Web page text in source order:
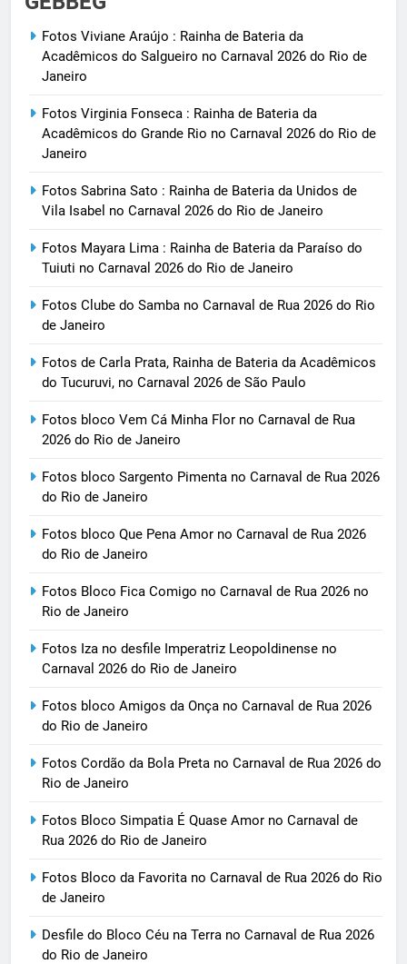
Fotos Viviane Araújo : Rainha de Bateria da
Acadêmicos do Salgueiro no Carnaval 2026 do Rio de
Janeiro
Fotos Virginia Fonseca : Rainha de Bateria da
Acadêmicos do Grande Rio no Carnaval 2026 do Rio de
Janeiro
Fotos Sabrina Sato : Rainha de Bateria da Unidos de
Vila Isabel no Carnaval 2026 do Rio de Janeiro
Fotos Mayara Lima : Rainha de Bateria da Paraíso do
Tuiuti no Carnaval 2026 do Rio de Janeiro
Fotos Clube do Samba no Carnaval de Rua 2026 do Rio
de Janeiro
Fotos de Carla Prata, Rainha de Bateria da Acadêmicos
do Tucuruvi, no Carnaval 2026 de São Paulo
Fotos bloco Vem Cá Minha Flor no Carnaval de Rua
2026 do Rio de Janeiro
Fotos bloco Sargento Pimenta no Carnaval de Rua 2026
do Rio de Janeiro
Fotos bloco Que Pena Amor no Carnaval de Rua 2026
do Rio de Janeiro
Fotos Bloco Fica Comigo no Carnaval de Rua 2026 no
Rio de Janeiro
Fotos Iza no desfile Imperatriz Leopoldinense no
Carnaval 2026 do Rio de Janeiro
Fotos bloco Amigos da Onça no Carnaval de Rua 2026
do Rio de Janeiro
Fotos Cordão da Bola Preta no Carnaval de Rua 2026 do
Rio de Janeiro
Fotos Bloco Simpatia É Quase Amor no Carnaval de
Rua 2026 do Rio de Janeiro
Fotos Bloco da Favorita no Carnaval de Rua 2026 do Rio
de Janeiro
Desfile do Bloco Céu na Terra no Carnaval de Rua 2026
do Rio de Janeiro